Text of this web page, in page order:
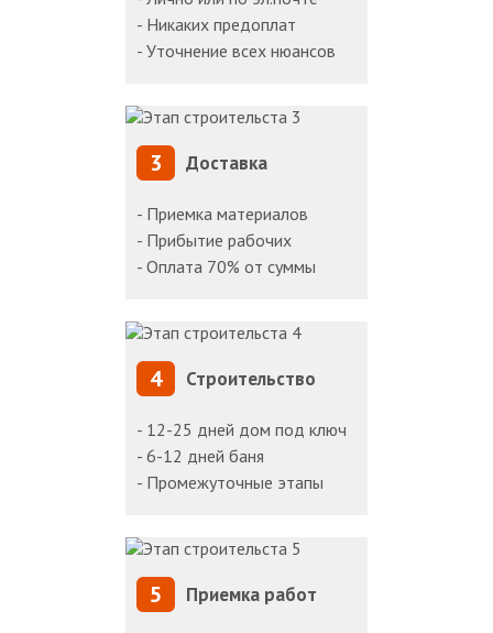
- Никаких предоплат
- Уточнение всех нюансов
3 Доставка
- Приемка материалов
- Прибытие рабочих
- Оплата 70% от суммы
4 Строительство
- 12-25 дней дом под ключ
- 6-12 дней баня
- Промежуточные этапы
5 Приемка работ